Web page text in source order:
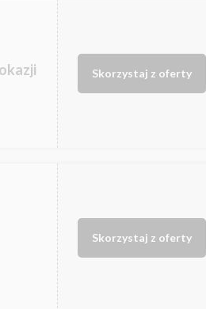
Skorzystaj z oferty
Skorzystaj z oferty